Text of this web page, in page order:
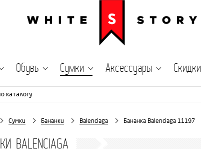
Обувь Сумки Аксессуары Скидки
каталогу
Сумки Бананки Balenciaga Бананка Balenciaga 11197
BALENCIAGA